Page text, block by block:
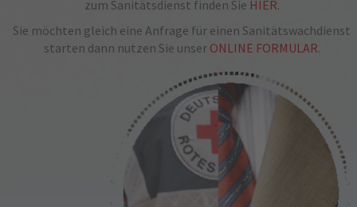
zum Sanitätsdienst finden Sie HIER.
Sie möchten gleich eine Anfrage für einen Sanitätswachdienst
starten dann nutzen Sie unser ONLINE FORMULAR.